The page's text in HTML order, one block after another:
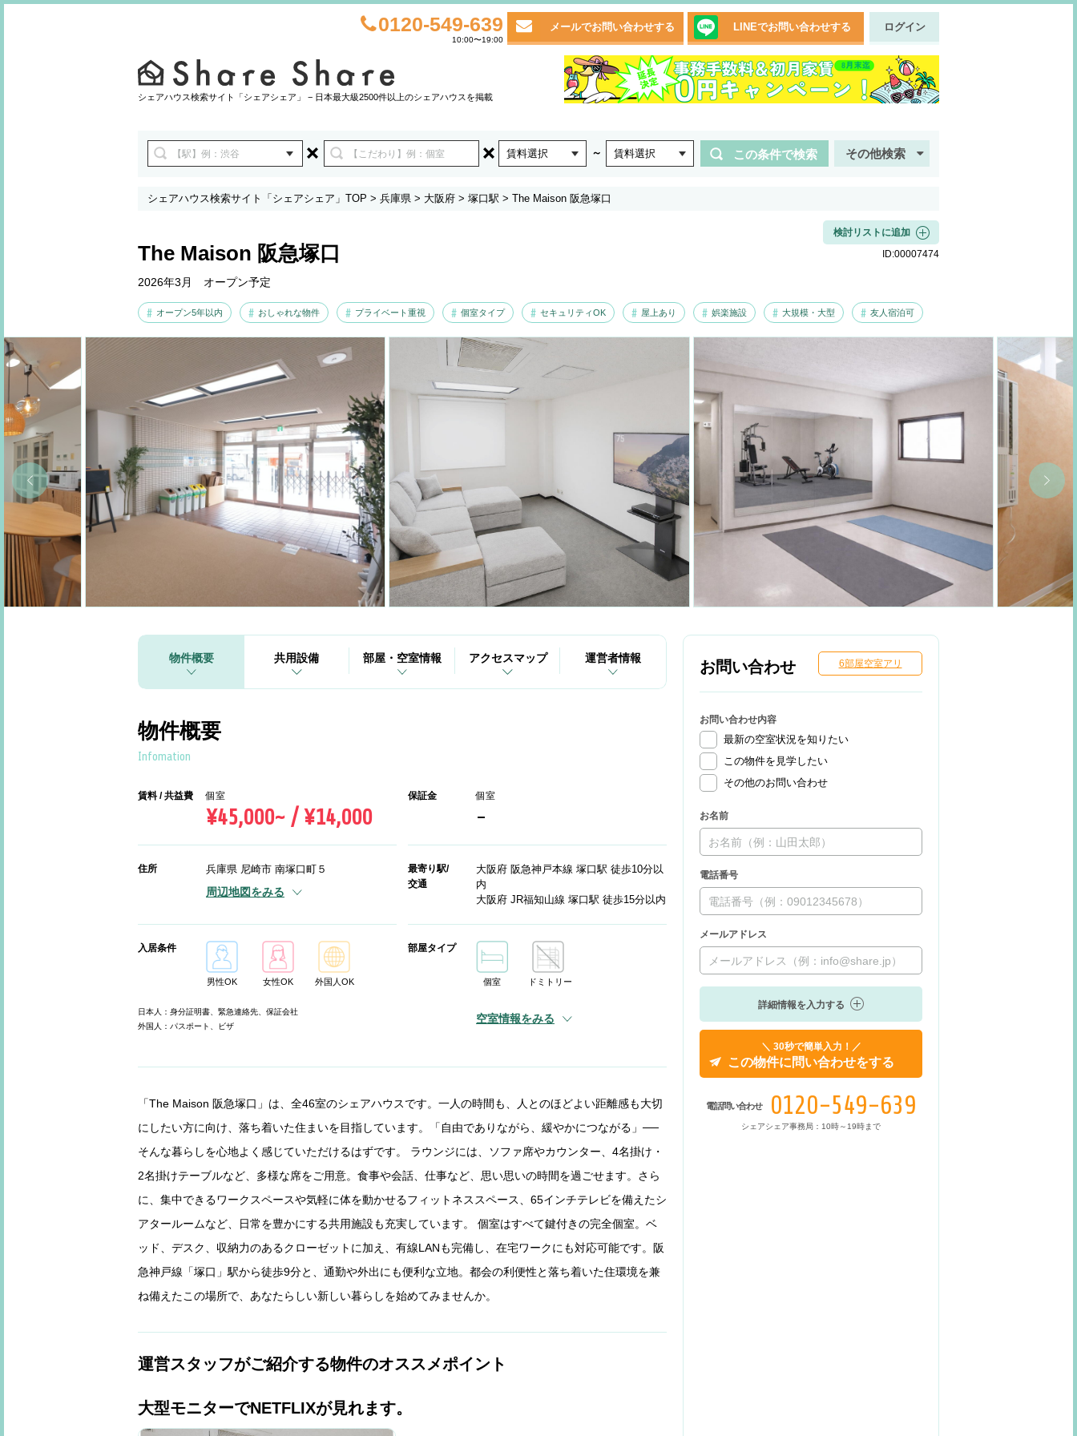
0120-549-639
10:00〜19:00
メールでお問い合わせする LINEでお問い合わせする ログイン
シェアハウス検索サイト「シェアシェア」 − 日本最大級2500件以上のシェアハウスを掲載
賃料選択 ～ 賃料選択 この条件で検索 その他検索
シェアハウス検索サイト「シェアシェア」TOP > 兵庫県 > 大阪府 > 塚口駅 > The Maison 阪急塚口
The Maison 阪急塚口
2026年3月 オープン予定
オープン5年以内 おしゃれな物件 プライベート重視 個室タイプ セキュリティOK 屋上あり 娯楽施設 大規模・大型 友人宿泊可
検討リストに追加
ID:00007474
物件概要 共用設備 部屋・空室情報 アクセスマップ 運営者情報
物件概要
Infomation
賃料 / 共益費 個室
¥45,000~ / ¥14,000
保証金 個室
-
住所 兵庫県 尼崎市 南塚口町５
周辺地図をみる
最寄り駅/
交通
大阪府 阪急神戸本線 塚口駅 徒歩10分以
内
大阪府 JR福知山線 塚口駅 徒歩15分以内
入居条件
男性OK 女性OK 外国人OK
日本人：身分証明書、緊急連絡先、保証会社
外国人：パスポート、ビザ
部屋タイプ
個室 ドミトリー
空室情報をみる
「The Maison 阪急塚口」は、全46室のシェアハウスです。一人の時間も、人とのほどよい距離感も大切
にしたい方に向け、落ち着いた住まいを目指しています。「自由でありながら、緩やかにつながる」──
そんな暮らしを心地よく感じていただけるはずです。 ラウンジには、ソファ席やカウンター、4名掛け・
2名掛けテーブルなど、多様な席をご用意。食事や会話、仕事など、思い思いの時間を過ごせます。さら
に、集中できるワークスペースや気軽に体を動かせるフィットネススペース、65インチテレビを備えたシ
アタールームなど、日常を豊かにする共用施設も充実しています。 個室はすべて鍵付きの完全個室。ベ
ッド、デスク、収納力のあるクローゼットに加え、有線LANも完備し、在宅ワークにも対応可能です。阪
急神戸線「塚口」駅から徒歩9分と、通勤や外出にも便利な立地。都会の利便性と落ち着いた住環境を兼
ね備えたこの場所で、あなたらしい新しい暮らしを始めてみませんか。
運営スタッフがご紹介する物件のオススメポイント
大型モニターでNETFLIXが見れます。
お問い合わせ 6部屋空室アリ
お問い合わせ内容
最新の空室状況を知りたい
この物件を見学したい
その他のお問い合わせ
お名前
電話番号
メールアドレス
詳細情報を入力する
＼ 30秒で簡単入力！／
この物件に問い合わせをする
電話問い合わせ 0120-549-639
シェアシェア事務局：10時～19時まで